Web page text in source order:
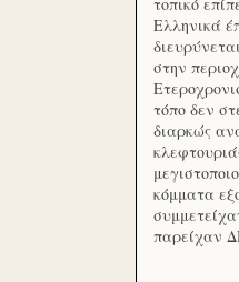
Ελληνικά
στην
τόπο δεν
διαρκώς
κόμματα
παρείχαν